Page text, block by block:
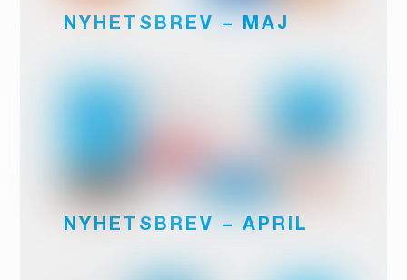
NYHETSBREV – MAJ
NYHETSBREV – APRIL